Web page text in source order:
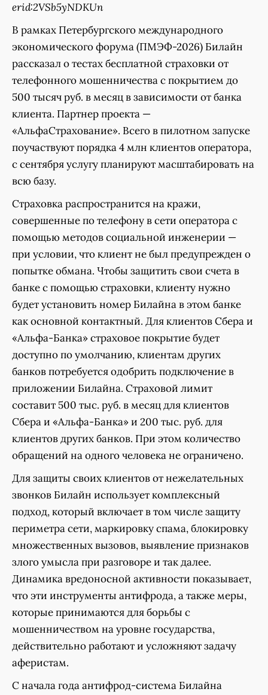
erid:2VSb5yNDKUn
В рамках Петербургского международного
экономического форума (ПМЭФ-2026) Билайн
рассказал о тестах бесплатной страховки от
телефонного мошенничества с покрытием до
500 тысяч руб. в месяц в зависимости от банка
клиента. Партнер проекта —
«АльфаСтрахование». Всего в пилотном запуске
поучаствуют порядка 4 млн клиентов оператора,
с сентября услугу планируют масштабировать на
всю базу.
Страховка распространится на кражи,
совершенные по телефону в сети оператора с
помощью методов социальной инженерии —
при условии, что клиент не был предупрежден о
попытке обмана. Чтобы защитить свои счета в
банке с помощью страховки, клиенту нужно
будет установить номер Билайна в этом банке
как основной контактный. Для клиентов Сбера и
«Альфа-Банка» страховое покрытие будет
доступно по умолчанию, клиентам других
банков потребуется одобрить подключение в
приложении Билайна. Страховой лимит
составит 500 тыс. руб. в месяц для клиентов
Сбера и «Альфа-Банка» и 200 тыс. руб. для
клиентов других банков. При этом количество
обращений на одного человека не ограничено.
Для защиты своих клиентов от нежелательных
звонков Билайн использует комплексный
подход, который включает в том числе защиту
периметра сети, маркировку спама, блокировку
множественных вызовов, выявление признаков
злого умысла при разговоре и так далее.
Динамика вредоносной активности показывает,
что эти инструменты антифрода, а также меры,
которые принимаются для борьбы с
мошенничеством на уровне государства,
действительно работают и усложняют задачу
аферистам.
С начала года антифрод-система Билайна